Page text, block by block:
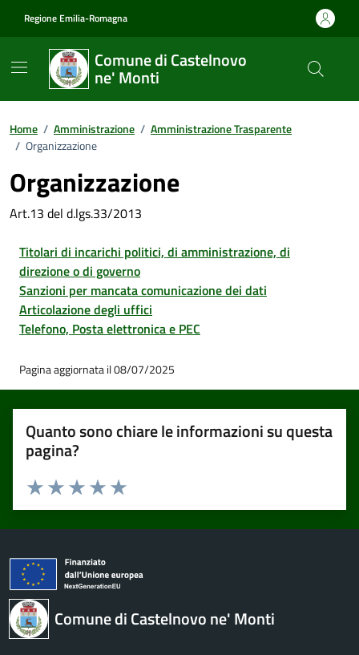
Regione Emilia-Romagna
Comune di Castelnovo
ne' Monti
Home / Amministrazione / Amministrazione Trasparente
/ Organizzazione
Organizzazione
Art.13 del d.lgs.33/2013
Titolari di incarichi politici, di amministrazione, di
direzione o di governo
Sanzioni per mancata comunicazione dei dati
Articolazione degli uffici
Telefono, Posta elettronica e PEC
Pagina aggiornata il 08/07/2025
Quanto sono chiare le informazioni su questa
pagina?
Valuta 5 stelle su 5
Valuta 4 stelle su 5
Valuta 3 stelle su 5
Valuta 2 stelle su 5
Valuta 1 stelle su 5
Comune di Castelnovo ne' Monti